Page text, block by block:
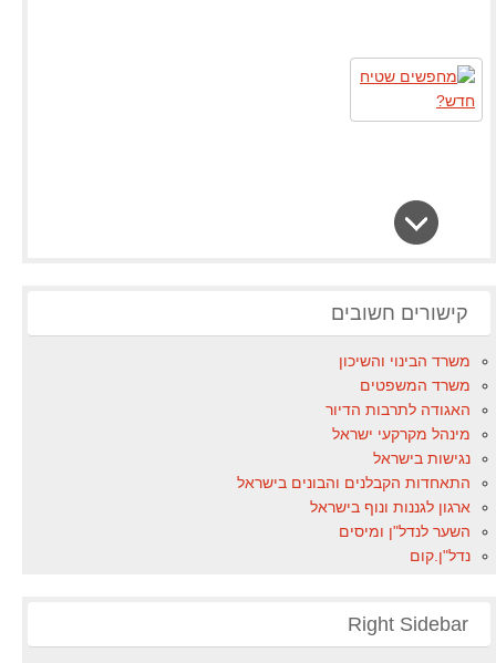
קישורים חשובים
משרד הבינוי והשיכון
משרד המשפטים
האגודה לתרבות הדיור
מינהל מקרקעי ישראל
נגישות בישראל
התאחדות הקבלנים והבונים בישראל
ארגון לגננות ונוף בישראל
השער לנדל"ן ומיסים
נדל"ן.קום
Right Sidebar